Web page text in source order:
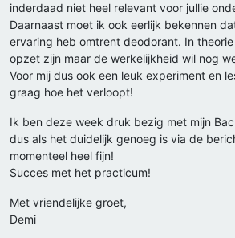
inderdaad niet heel relevant voor jullie
Daarnaast moet ik ook eerlijk bekennen
ervaring heb omtrent deodorant. In
opzet zijn maar de werkelijkheid wil nog
Voor mij dus ook een leuk experiment en
graag hoe het verloopt!
Ik ben deze week druk bezig met mijn
dus als het duidelijk genoeg is via de
momenteel heel fijn!
Succes met het practicum!
Met vriendelijke groet,
Demi